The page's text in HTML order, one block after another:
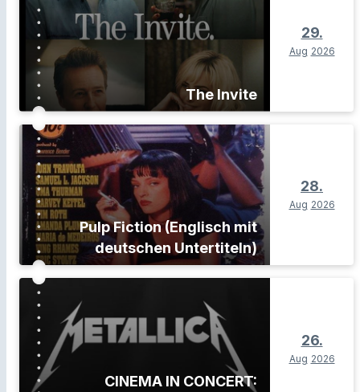
The Invite
29.
Aug 2026
Pulp Fiction (Englisch mit
deutschen Untertiteln)
28.
Aug 2026
CINEMA IN CONCERT:
26.
Aug 2026